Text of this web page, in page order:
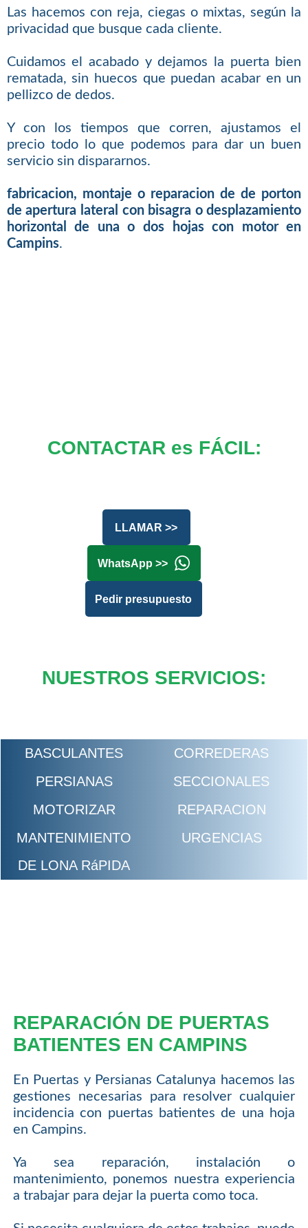
Las hacemos con reja, ciegas o mixtas, según la
privacidad que busque cada cliente.
Cuidamos el acabado y dejamos la puerta bien
rematada, sin huecos que puedan acabar en un
pellizco de dedos.
Y con los tiempos que corren, ajustamos el
precio todo lo que podemos para dar un buen
servicio sin dispararnos.
fabricacion, montaje o reparacion de de porton
de apertura lateral con bisagra o desplazamiento
horizontal de una o dos hojas con motor en
Campins.
CONTACTAR es FÁCIL:
LLAMAR >>
WhatsApp >>
Pedir presupuesto
NUESTROS SERVICIOS:
BASCULANTES
CORREDERAS
PERSIANAS
SECCIONALES
MOTORIZAR
REPARACION
MANTENIMIENTO
URGENCIAS
DE LONA RáPIDA
REPARACIÓN DE PUERTAS
BATIENTES EN CAMPINS
En Puertas y Persianas Catalunya hacemos las
gestiones necesarias para resolver cualquier
incidencia con puertas batientes de una hoja
en Campins.
Ya sea reparación, instalación o
mantenimiento, ponemos nuestra experiencia
a trabajar para dejar la puerta como toca.